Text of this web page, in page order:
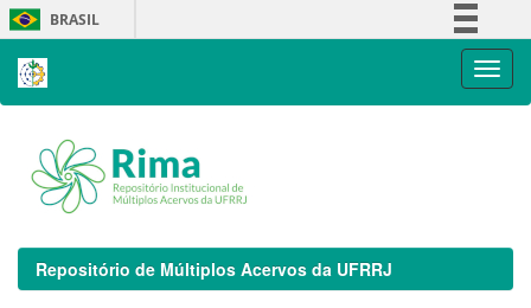
Skip
navigation
BRASIL
Repositório de Múltiplos Acervos da UFRRJ